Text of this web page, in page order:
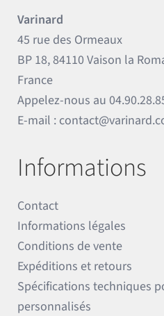
Varinard
45 rue des Ormeaux
BP 18, 84110 Vaison la
France
Appelez-nous au
E-mail :
Informations
Contact
Informations légales
Conditions de vente
Expéditions et retours
Spécifications techniques
personnalisés